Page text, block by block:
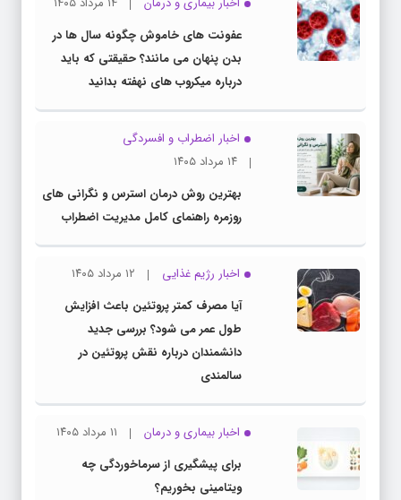
عفونت های خاموش چگونه سال ها در
بدن پنهان می مانند؟ حقیقتی که باید
درباره میکروب های نهفته بدانید
اخبار اضطراب و افسردگی
۱۴ مرداد ۱۴۰۵
بهترین روش درمان استرس و نگرانی های
روزمره راهنمای کامل مدیریت اضطراب
اخبار رژیم غذایی
۱۲ مرداد ۱۴۰۵
آیا مصرف کمتر پروتئین باعث افزایش
طول عمر می شود؟ بررسی جدید
دانشمندان درباره نقش پروتئین در
سالمندی
اخبار بیماری و درمان
۱۱ مرداد ۱۴۰۵
برای پیشگیری از سرماخوردگی چه
ویتامینی بخوریم؟